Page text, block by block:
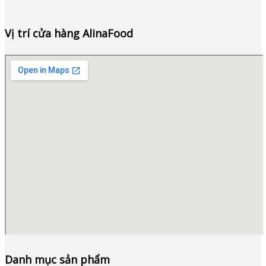
Vị trí cửa hàng AlinaFood
Danh mục sản phẩm